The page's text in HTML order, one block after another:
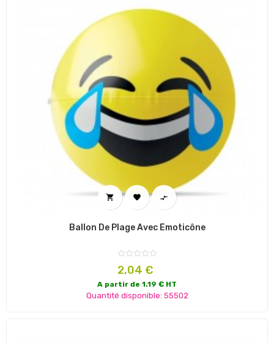
  
Ballon De Plage Avec Émoticône
Prix
2,04 €
A partir de 1.19 € HT
Quantité disponible: 55502